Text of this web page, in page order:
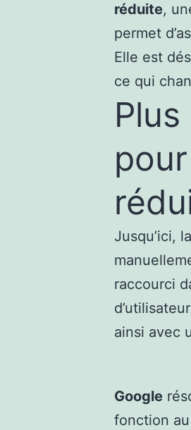
réduite,
permet
Elle est
ce qui
Jusqu’ici,
raccourci
ainsi avec
Google
fonction